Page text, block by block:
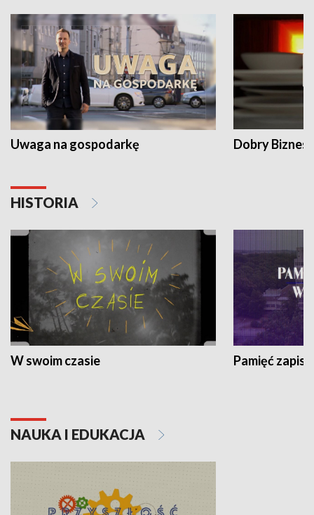
Uwaga na gospodarkę Dobry Biznes
HISTORIA
W swoim czasie Pamięć
NAUKA I EDUKACJA